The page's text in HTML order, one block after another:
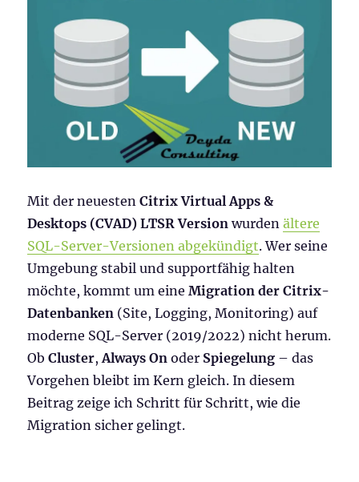
Mit der neuestenCitrix Virtual Apps &
Desktops (CVAD) LTSR Version wurdenältere
SQL-Server-Versionen abgekündigt. Wer seine
Umgebung stabil und supportfähig halten
möchte, kommt um eineMigration der Citrix-
Datenbanken (Site, Logging, Monitoring) auf
moderne SQL-Server (2019/2022) nicht herum.
ObCluster,Always On oder Spiegelung – das
Vorgehen bleibt im Kern gleich. In diesem
Beitrag zeige ich Schritt für Schritt, wie die
Migration sicher gelingt.